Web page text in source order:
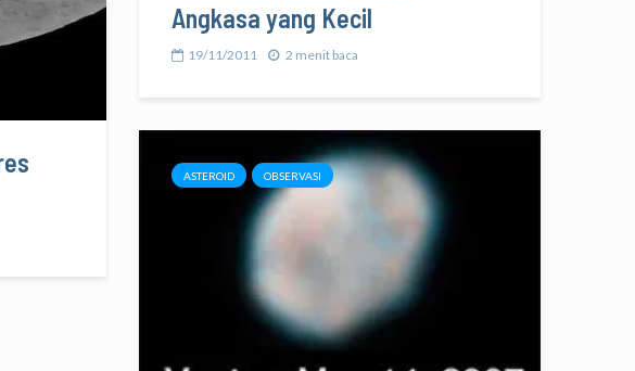
Angkasa yang Kecil
19/11/2011 2 menit baca
ASTEROID OBSERVASI